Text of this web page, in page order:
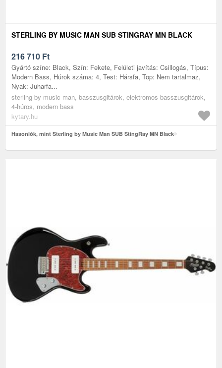
STERLING BY MUSIC MAN SUB STINGRAY MN BLACK
216 710 Ft
Gyártó színe: Black, Szín: Fekete, Felületi javítás: Csillogás, Típus:
Modern Bass, Húrok száma: 4, Test: Hársfa, Top: Nem tartalmaz,
Nyak: Juharfa...
sterling by music man, basszusgitárok, elektromos basszusgitárok,
4-húros, modern bass
kytary.hu
Hasonlók, mint Sterling by Music Man SUB StingRay MN Black